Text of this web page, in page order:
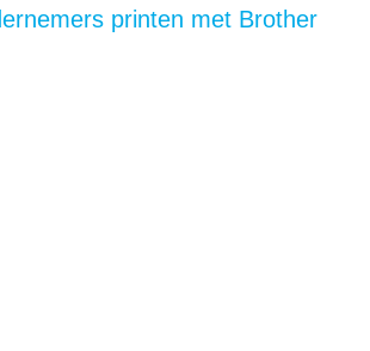
printen met Brother